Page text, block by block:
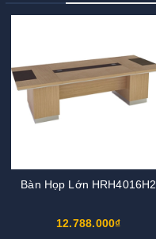
Bàn Họp Lớn HRH4016H2
12.788.000₫